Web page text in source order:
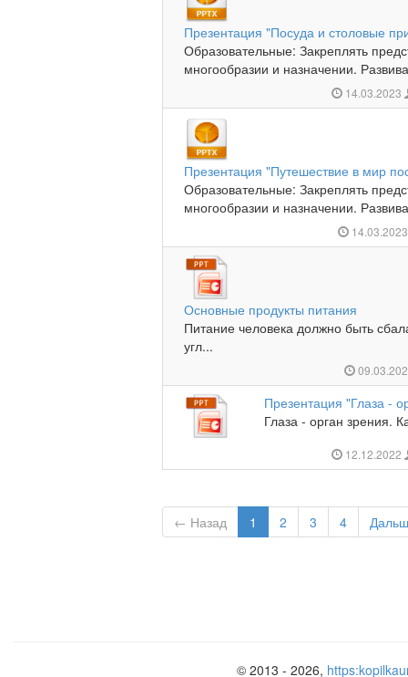
Презентация "Посуда и столовые
Образовательные: Закреплять
многообразии и назначении.
14.03.2023
Презентация "Путешествие в мир
Образовательные: Закреплять
многообразии и назначении.
Основные продукты питания
Питание человека должно быть
угл...
Презентация "Глаза -
Глаза - орган зрения.
12.12.2022
← Назад 1 2 3 4
© 2013 - 2026,